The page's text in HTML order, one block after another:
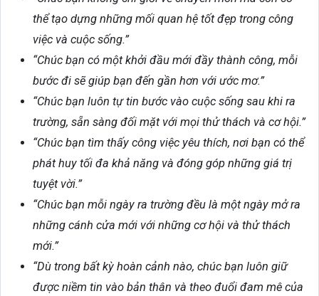
thể tạo dựng những mối quan hệ tốt đẹp trong công
việc và cuộc sống.”
“Chúc bạn có một khởi đầu mới đầy thành công, mỗi
bước đi sẽ giúp bạn đến gần hơn với ước mơ.”
“Chúc bạn luôn tự tin bước vào cuộc sống sau khi ra
trường, sẵn sàng đối mặt với mọi thử thách và cơ hội.”
“Chúc bạn tìm thấy công việc yêu thích, nơi bạn có thể
phát huy tối đa khả năng và đóng góp những giá trị
tuyệt vời.”
“Chúc bạn mỗi ngày ra trường đều là một ngày mở ra
những cánh cửa mới với những cơ hội và thử thách
mới.”
“Dù trong bất kỳ hoàn cảnh nào, chúc bạn luôn giữ
được niềm tin vào bản thân và theo đuổi đam mê của